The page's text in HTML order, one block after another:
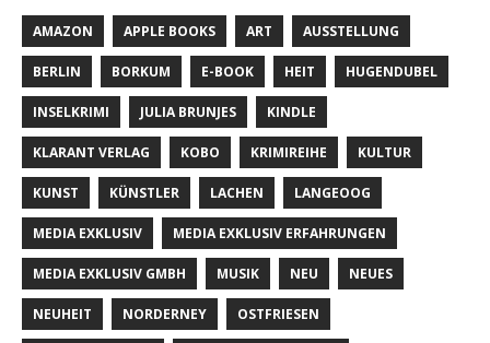
AMAZON APPLE BOOKS ART AUSSTELLUNG
BERLIN BORKUM E-BOOK HEIT HUGENDUBEL
INSELKRIMI JULIA BRUNJES KINDLE
KLARANT VERLAG KOBO KRIMIREIHE KULTUR
KUNST KÜNSTLER LACHEN LANGEOOG
MEDIA EXKLUSIV MEDIA EXKLUSIV ERFAHRUNGEN
MEDIA EXKLUSIV GMBH MUSIK NEU NEUES
NEUHEIT NORDERNEY OSTFRIESEN